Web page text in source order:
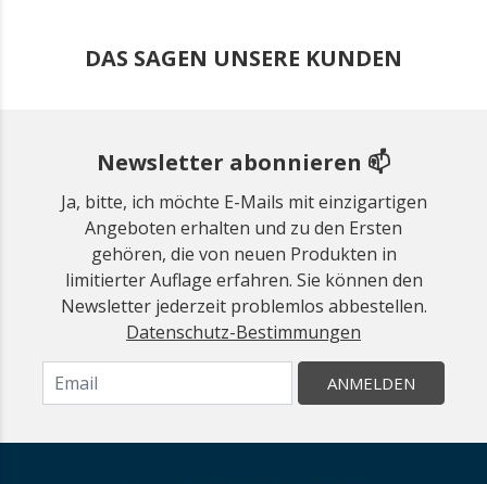
DAS SAGEN UNSERE KUNDEN
Newsletter abonnieren 📫
Ja, bitte, ich möchte E-Mails mit einzigartigen
Angeboten erhalten und zu den Ersten
gehören, die von neuen Produkten in
limitierter Auflage erfahren. Sie können den
Newsletter jederzeit problemlos abbestellen.
Datenschutz-Bestimmungen
ANMELDEN